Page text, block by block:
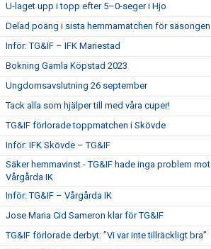
U-laget upp i topp efter 5–0-seger i Hjo
Delad poäng i sista hemmamatchen för säsongen
Inför: TG&IF – IFK Mariestad
Bokning Gamla Köpstad 2023
Ungdomsavslutning 26 september
Tack alla som hjälper till med våra cuper!
TG&IF förlorade toppmatchen i Skövde
Inför: IFK Skövde – TG&IF
Säker hemmavinst - TG&IF hade inga problem mot
Vårgårda IK
Inför: TG&IF – Vårgårda IK
Jose Maria Cid Sameron klar för TG&IF
TG&IF förlorade derbyt: ”Vi var inte tillräckligt bra”